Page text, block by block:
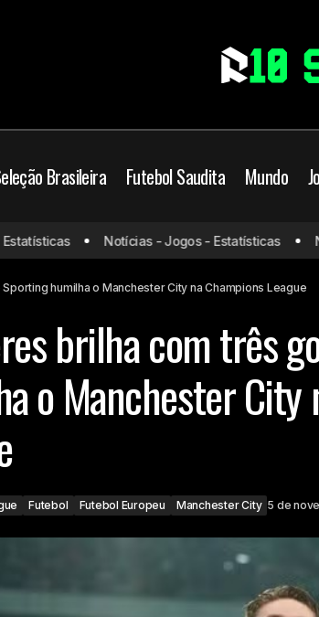
Brasileira Futebol Saudita Mundo
Champions League
Futebol
Futebol Europeu
Manchester City
Notícias - Jogos - Estatísticas
humilha o Manchester City na Champions League
brilha com três
o Manchester City
Futebol Futebol Europeu Manchester City 5 de